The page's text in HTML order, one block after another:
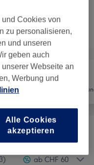
ab CHF 60
) ab CHF 60
Cookies von
zu personalisieren,
und unseren
geben auch
Webseite an
Werbung und
Alle Cookies
akzeptieren